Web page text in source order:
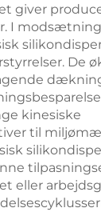
giver
I
De
kinesiske
til
eller